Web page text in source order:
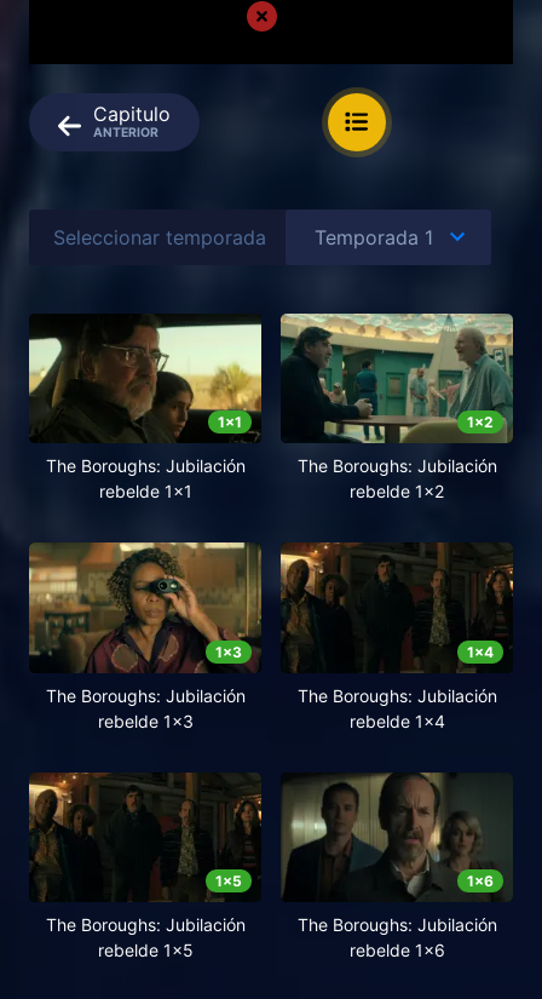
Capitulo
ANTERIOR
Seleccionar temporada
1x1
The Boroughs: Jubilación
rebelde 1x1
1x2
The Boroughs: Jubilación
rebelde 1x2
1x3
The Boroughs: Jubilación
rebelde 1x3
1x4
The Boroughs: Jubilación
rebelde 1x4
1x5
The Boroughs: Jubilación
rebelde 1x5
1x6
The Boroughs: Jubilación
rebelde 1x6